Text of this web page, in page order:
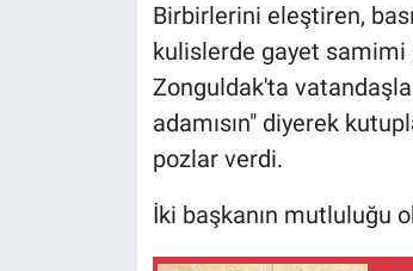
Birbirlerini eleştiren,
kulislerde gayet
Zonguldak'ta
adamısın" diyerek
pozlar verdi.
İki başkanın mutluluğu